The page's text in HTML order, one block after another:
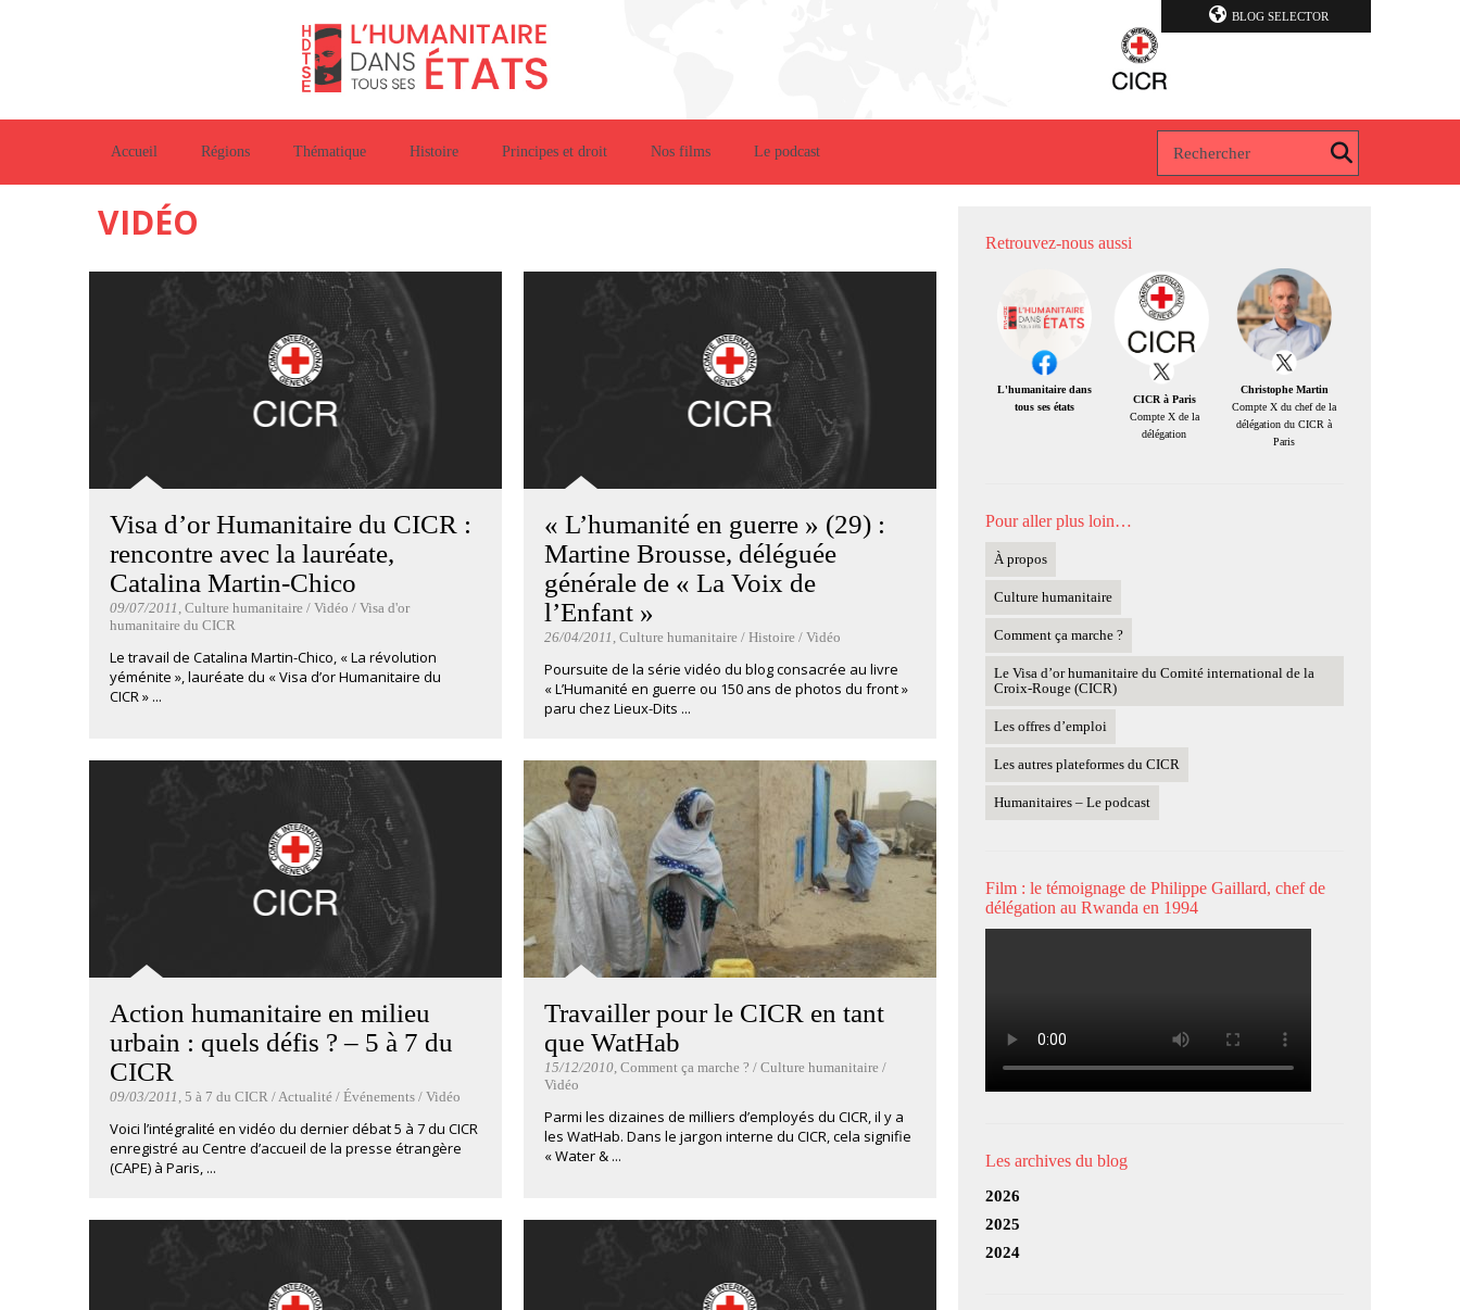
BLOG SELECTOR
Accueil Régions Thématique Histoire Principes et droit Nos films Le podcast
VIDÉO
Visa d’or Humanitaire du CICR :
rencontre avec la lauréate,
Catalina Martin-Chico
09/07/2011 , Culture humanitaire / Vidéo / Visa d'or
humanitaire du CICR
Le travail de Catalina Martin-Chico, « La révolution
yéménite », lauréate du « Visa d’or Humanitaire du
CICR » ...
« L’humanité en guerre » (29) :
Martine Brousse, déléguée
générale de « La Voix de
l’Enfant »
26/04/2011 , Culture humanitaire / Histoire / Vidéo
Poursuite de la série vidéo du blog consacrée au livre
« L’Humanité en guerre ou 150 ans de photos du front »
paru chez Lieux-Dits ...
Action humanitaire en milieu
urbain : quels défis ? – 5 à 7 du
CICR
09/03/2011 , 5 à 7 du CICR / Actualité / Événements / Vidéo
Voici l’intégralité en vidéo du dernier débat 5 à 7 du CICR
enregistré au Centre d’accueil de la presse étrangère
(CAPE) à Paris, ...
Travailler pour le CICR en tant
que WatHab
15/12/2010, Comment ça marche ? / Culture humanitaire /
Vidéo
Parmi les dizaines de milliers d’employés du CICR, il y a
les WatHab. Dans le jargon interne du CICR, cela signifie
« Water & ...
Retrouvez-nous aussi
L'humanitaire dans
tous ses états
CICR à Paris
Compte X de la
délégation
Christophe Martin
Compte X du chef de la
délégation du CICR à
Paris
Pour aller plus loin…
À propos
Culture humanitaire
Comment ça marche ?
Le Visa d’or humanitaire du Comité international de la
Croix-Rouge (CICR)
Les offres d’emploi
Les autres plateformes du CICR
Humanitaires – Le podcast
Film : le témoignage de Philippe Gaillard, chef de
délégation au Rwanda en 1994
Les archives du blog
2026
2025
2024